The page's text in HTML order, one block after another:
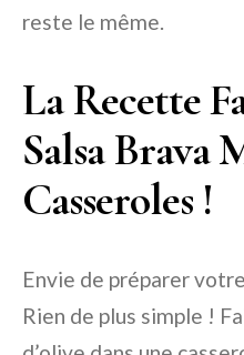
reste le même.
La Recette
Salsa Brava
Casseroles !
Envie de préparer
Rien de plus simple !